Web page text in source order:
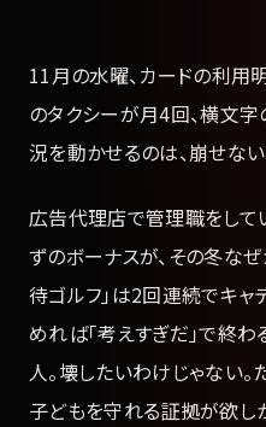
11月の水曜、カードの利用
のタクシーが月4回、横文
況を動かせるのは、崩せな
広告代理店で管理職をして
ずのボーナスが、その冬な
待ゴルフ」は2回連続でキャ
めれば「考えすぎだ」で終
人。壊したいわけじゃない
子どもを守れる証拠が欲し